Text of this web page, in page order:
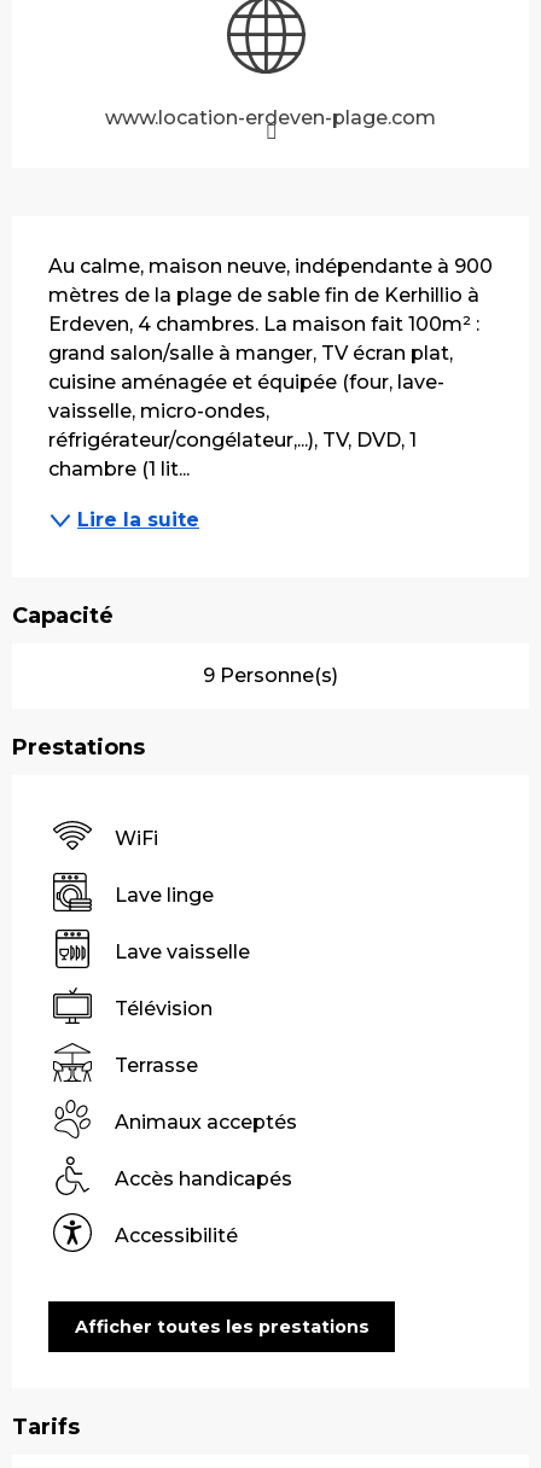
www.location-erdeven-plage.com
Au calme, maison neuve, indépendante à 900
mètres de la plage de sable fin de Kerhillio à
Erdeven, 4 chambres. La maison fait 100m² :
grand salon/salle à manger, TV écran plat,
cuisine aménagée et équipée (four, lave-
vaisselle, micro-ondes,
réfrigérateur/congélateur,...), TV, DVD, 1
chambre (1 lit...
Lire la suite
Capacité
9 Personne(s)
Prestations
WiFi
Lave linge
Lave vaisselle
Télévision
Terrasse
Animaux acceptés
Accès handicapés
Accessibilité
Afficher toutes les prestations
Tarifs